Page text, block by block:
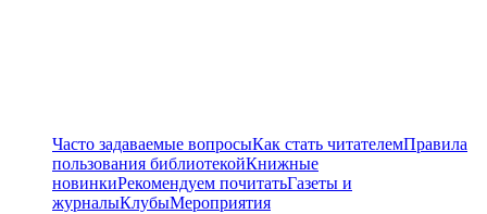
Часто задаваемые вопросыКак стать читателемПравила
пользования библиотекойКнижные
новинкиРекомендуем почитатьГазеты и
журналыКлубыМероприятия